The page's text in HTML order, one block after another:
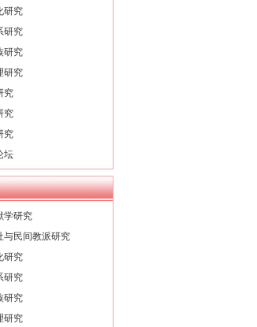
研究
研究
研究
研究
究
究
究
坛
学研究
与民间教派研究
研究
研究
研究
研究